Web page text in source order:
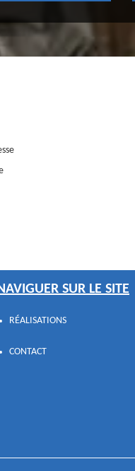
SUR LE SITE
RÉALISATIONS
CONTACT